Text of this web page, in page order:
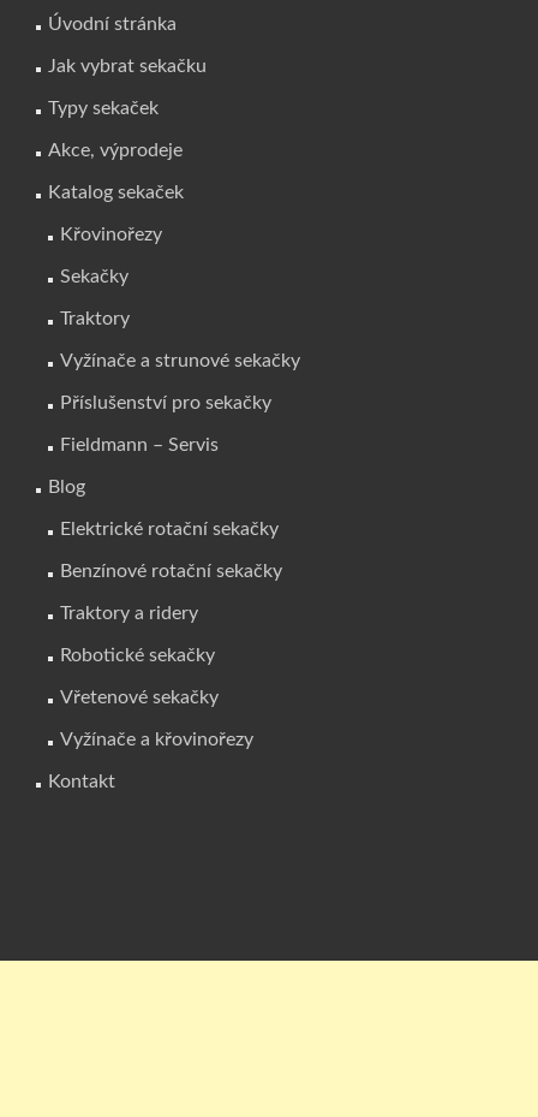
Úvodní stránka
Jak vybrat sekačku
Typy sekaček
Akce, výprodeje
Katalog sekaček
Křovinořezy
Sekačky
Traktory
Vyžínače a strunové sekačky
Příslušenství pro sekačky
Fieldmann – Servis
Blog
Elektrické rotační sekačky
Benzínové rotační sekačky
Traktory a ridery
Robotické sekačky
Vřetenové sekačky
Vyžínače a křovinořezy
Kontakt